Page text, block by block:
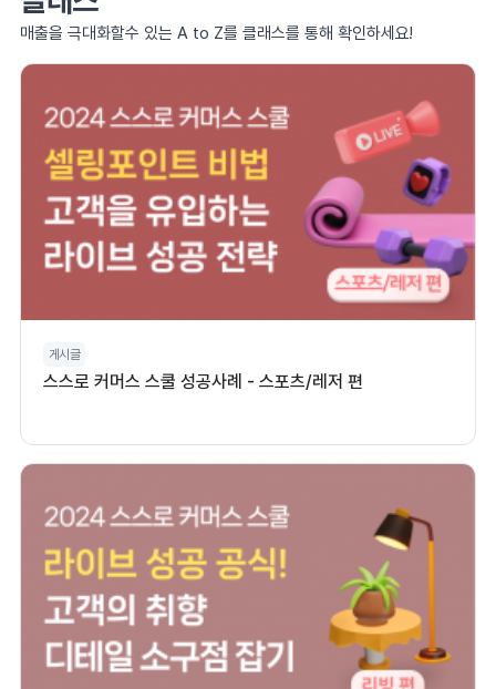
매출을 극대화할수 있는 A to Z를 클래스를 통해 확인하세요!
게시글
스스로 커머스 스쿨 성공사례 - 스포츠/레저 편